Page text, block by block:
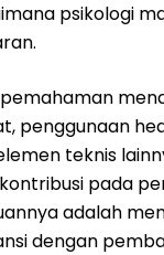
psikologi
penggunaan
teknis
pada
adalah
dengan